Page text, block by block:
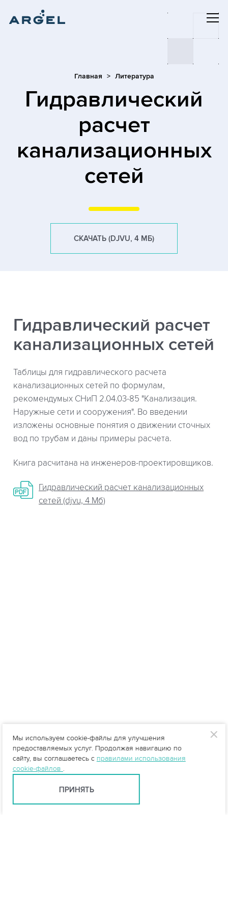
Главная Литература
Гидравлический
расчет
канализационных
сетей
СКАЧАТЬ (DJVU, 4 МБ)
Гидравлический расчет
канализационных сетей
Таблицы для гидравлического расчета
канализационных сетей по формулам,
рекомендумых СНиП 2.04.03-85 "Канализация.
Наружные сети и сооружения". Во введении
изложены основные понятия о движении сточных
вод по трубам и даны примеры расчета.
Книга расчитана на инженеров-проектировщиков.
Гидравлический расчет канализационных
сетей (djvu, 4 Мб)
Мы используем cookie-файлы для улучшения
предоставляемых услуг. Продолжая навигацию по
сайту, вы соглашаетесь с правилами использования
cookie-файлов .
ПРИНЯТЬ